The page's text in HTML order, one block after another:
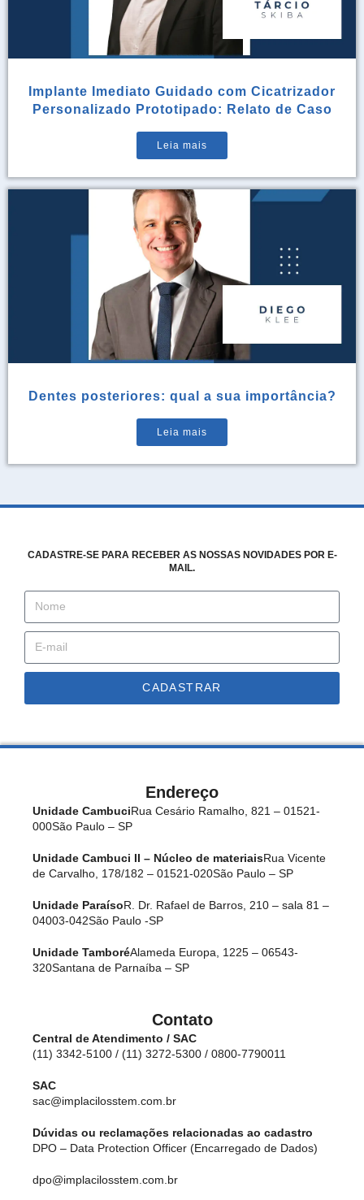
Implante Imediato Guidado com Cicatrizador
Personalizado Prototipado: Relato de Caso
Leia mais
Dentes posteriores: qual a sua importância?
Leia mais
CADASTRE-SE PARA RECEBER AS NOSSAS NOVIDADES POR E-
MAIL.
CADASTRAR
Endereço
Unidade CambuciRua Cesário Ramalho, 821 – 01521-
000São Paulo – SP
Unidade Cambuci II – Núcleo de materiaisRua Vicente
de Carvalho, 178/182 – 01521-020São Paulo – SP
Unidade ParaísoR. Dr. Rafael de Barros, 210 – sala 81 –
04003-042São Paulo -SP
Unidade TamboréAlameda Europa, 1225 – 06543-
320Santana de Parnaíba – SP
Contato
Central de Atendimento / SAC
(11) 3342-5100 / (11) 3272-5300 / 0800-7790011
SAC
sac@implacilosstem.com.br
Dúvidas ou reclamações relacionadas ao cadastro
DPO – Data Protection Officer (Encarregado de Dados)
dpo@implacilosstem.com.br